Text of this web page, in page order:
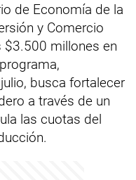
de Economía de la
y Comercio
$3.500 millones en
busca fortalecer
a través de un
las cuotas del